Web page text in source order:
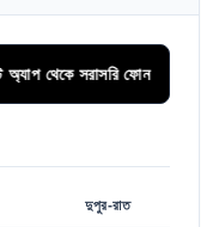
থেকে সরাসরি ফোন কলের মাধ্যমে
দুপুর-রাত